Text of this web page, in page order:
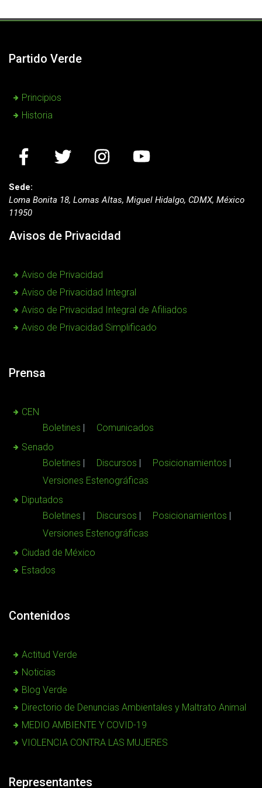
Partido Verde
Principios
Historia
Sede:
Loma Bonita 18, Lomas Altas, Miguel Hidalgo, CDMX, México
11950
Avisos de Privacidad
Aviso de Privacidad
Aviso de Privacidad Integral
Aviso de Privacidad Integral de Afiliados
Aviso de Privacidad Simplificado
Prensa
CEN
Boletines
Comunicados
Senado
Boletines
Discursos
Posicionamientos
Versiones Estenográficas
Diputados
Boletines
Discursos
Posicionamientos
Versiones Estenográficas
Ciudad de México
Estados
Contenidos
Actitud Verde
Noticias
Blog Verde
Directorio de Denuncias Ambientales y Maltrato Animal
MEDIO AMBIENTE Y COVID-19
VIOLENCIA CONTRA LAS MUJERES
Representantes